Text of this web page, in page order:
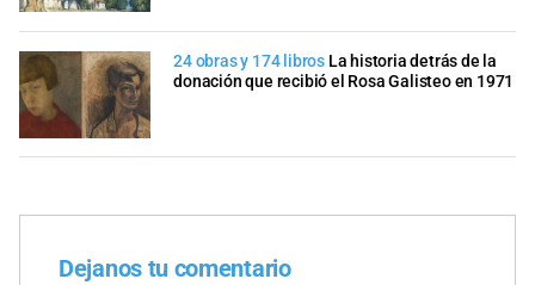
24 obras y 174 libros La historia detrás de la
donación que recibió el Rosa Galisteo en 1971
Dejanos tu comentario